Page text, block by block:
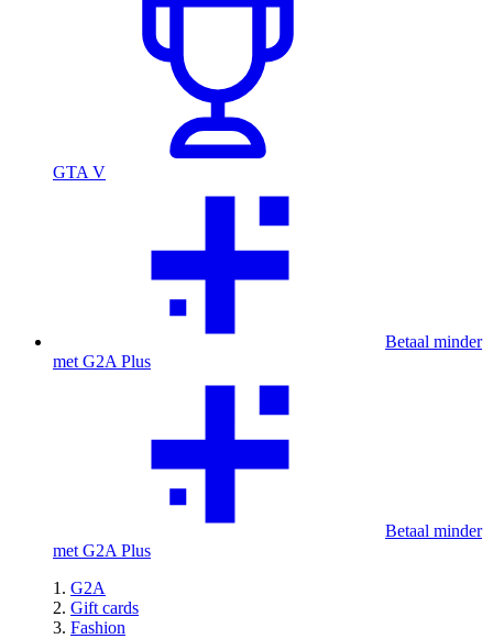
GTA V
Betaal minder
met G2A Plus
Betaal minder
met G2A Plus
G2A
Gift cards
Fashion